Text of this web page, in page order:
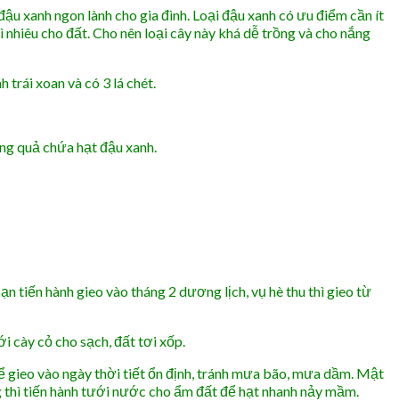
xanh ngon lành cho gia đình. Loại đậu xanh có ưu điểm cần ít
cho đất. Cho nên loại cây này khá dễ trồng và cho nắng
trái xoan và có 3 lá chét.
quả chứa hạt đậu xanh.
tiến hành gieo vào tháng 2 dương lịch, vụ hè thu thì gieo từ
cày cỏ cho sạch, đất tơi xốp.
vào ngày thời tiết ổn định, tránh mưa bão, mưa dầm. Mật
tiến hành tưới nước cho ẩm đất để hạt nhanh nảy mầm.